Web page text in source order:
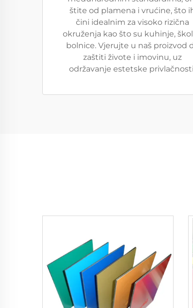
štite od plamena i vrućine, što
čini idealnim za visoko rizična
okruženja kao što su kuhinje,
bolnice. Vjerujte u naš proizvod
zaštiti živote i imovinu, uz
održavanje estetske